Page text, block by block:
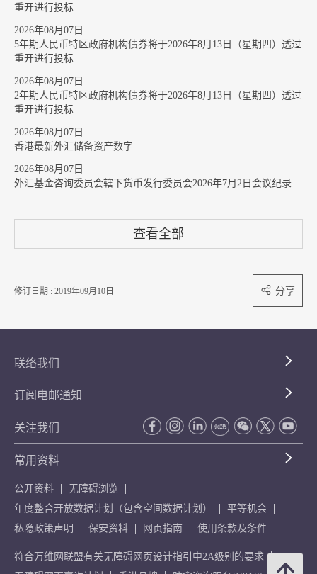
重开进行投标
2026年08月07日
5年期人民币特区政府机构债券将于2026年8月13日（星期四）透过
重开进行投标
2026年08月07日
2年期人民币特区政府机构债券将于2026年8月13日（星期四）透过
重开进行投标
2026年08月07日
香港最新外汇储备资产数字
2026年08月07日
外汇基金咨询委员会辖下货币发行委员会2026年7月2日会议纪录
查看全部
修订日期 : 2019年09月10日 分享
联络我们
订阅电邮通知
关注我们
常用资料
公开资料
无障碍浏览
年度整合开放数据计划（包含空间数据计划）
平等机会
私隐政策声明
保安资料 网页指南 使用条款及条件
符合万维网联盟有关无障碍网页设计指引中2A级别的要求